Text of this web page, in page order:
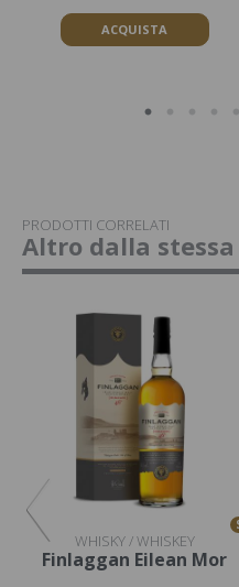
ACQUISTA
PRODOTTI CORRELATI
Altro dalla
WHISKY / WHISKEY
Finlaggan Eilean Mor